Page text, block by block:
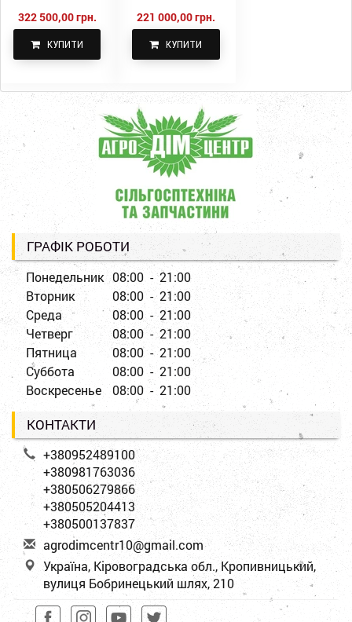
322 500,00 грн.
КУПИТИ
221 000,00 грн.
КУПИТИ
ГРАФІК РОБОТИ
Понедельник 08:00 - 21:00
Вторник
08:00 - 21:00
Среда
08:00 - 21:00
Четверг
08:00 - 21:00
Пятница
08:00 - 21:00
Суббота
08:00 - 21:00
Воскресенье
08:00 - 21:00
КОНТАКТИ
+380952489100
+380981763036
+380506279866
+380505204413
+380500137837
agrodimcentr10@gmail.com
Україна, Кіровоградська обл., Кропивницький,
вулиця Бобринецький шлях, 210